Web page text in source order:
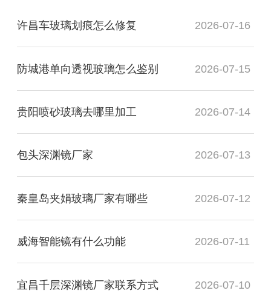
许昌车玻璃划痕怎么修复 2026-07-16
防城港单向透视玻璃怎么鉴别 2026-07-15
贵阳喷砂玻璃去哪里加工 2026-07-14
包头深渊镜厂家 2026-07-13
秦皇岛夹娟玻璃厂家有哪些 2026-07-12
威海智能镜有什么功能 2026-07-11
宜昌千层深渊镜厂家联系方式 2026-07-10